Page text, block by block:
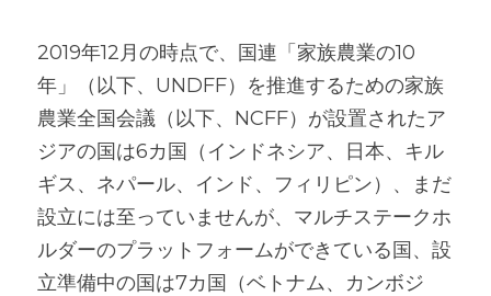
2019年12月の時点で、国連「家族農業の10
年」（以下、UNDFF）を推進するための家族
農業全国会議（以下、NCFF）が設置されたア
ジアの国は6カ国（インドネシア、日本、キル
ギス、ネパール、インド、フィリピン）、まだ
設立には至っていませんが、マルチステークホ
ルダーのプラットフォームができている国、設
立準備中の国は7カ国（ベトナム、カンボジ